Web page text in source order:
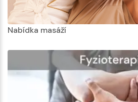
Nabídka masáží